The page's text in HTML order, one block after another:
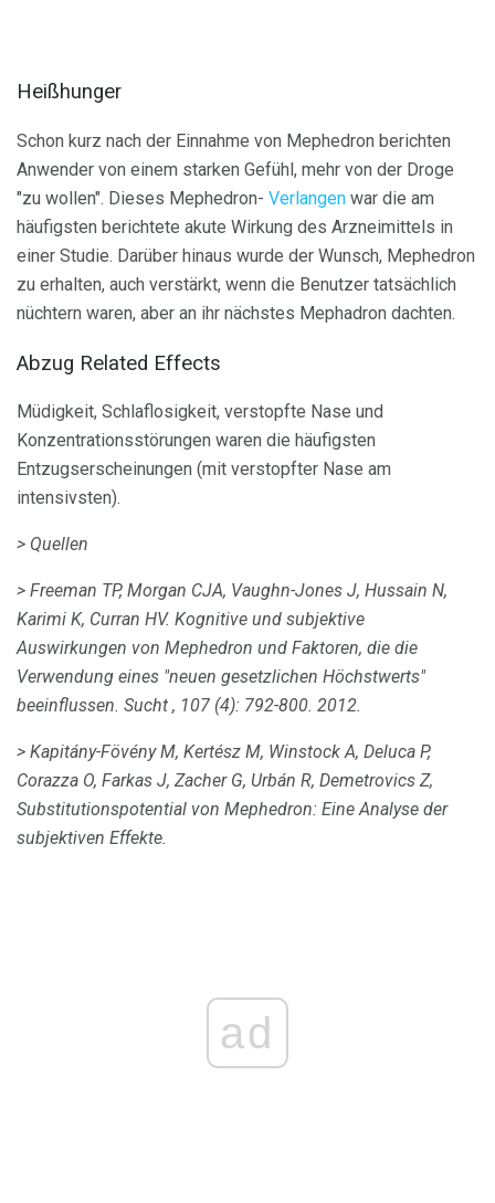
Heißhunger
Schon kurz nach der Einnahme von Mephedron berichten
Anwender von einem starken Gefühl, mehr von der Droge
"zu wollen". Dieses Mephedron- Verlangen war die am
häufigsten berichtete akute Wirkung des Arzneimittels in
einer Studie. Darüber hinaus wurde der Wunsch, Mephedron
zu erhalten, auch verstärkt, wenn die Benutzer tatsächlich
nüchtern waren, aber an ihr nächstes Mephadron dachten.
Abzug Related Effects
Müdigkeit, Schlaflosigkeit, verstopfte Nase und
Konzentrationsstörungen waren die häufigsten
Entzugserscheinungen (mit verstopfter Nase am
intensivsten).
> Quellen
> Freeman TP, Morgan CJA, Vaughn-Jones J, Hussain N,
Karimi K, Curran HV. Kognitive und subjektive
Auswirkungen von Mephedron und Faktoren, die die
Verwendung eines "neuen gesetzlichen Höchstwerts"
beeinflussen. Sucht , 107 (4): 792-800. 2012.
> Kapitány-Fövény M, Kertész M, Winstock A, Deluca P,
Corazza O, Farkas J, Zacher G, Urbán R, Demetrovics Z,
Substitutionspotential von Mephedron: Eine Analyse der
subjektiven Effekte.
ad